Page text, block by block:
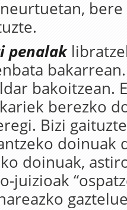
penalak
bakoitzean.
berezko
Bizi
doinuak
doinuak,
juizioak